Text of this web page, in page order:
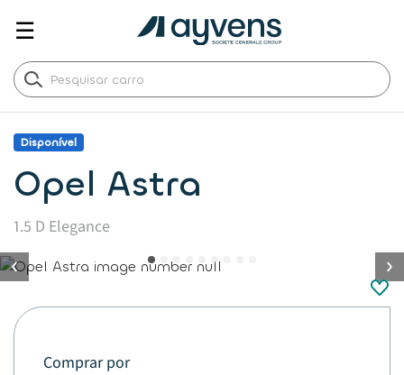
☰
Disponível
Opel Astra
1.5 D Elegance
button.previous
Comprar por